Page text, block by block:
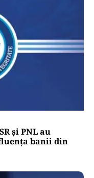
și PNL au
banii din